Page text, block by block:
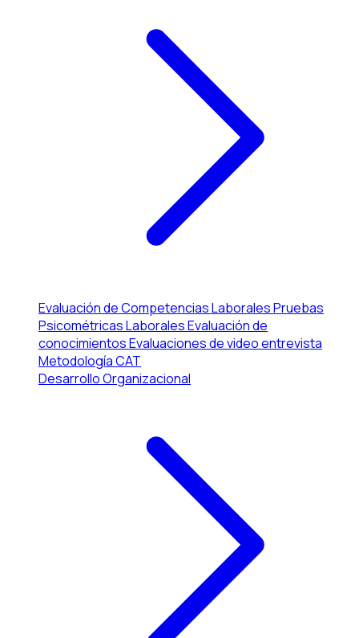
Evaluación de Competencias LaboralesPruebas
Psicométricas LaboralesEvaluación de
conocimientosEvaluaciones de video entrevista
Metodología CAT
Desarrollo Organizacional